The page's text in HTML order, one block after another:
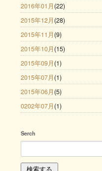
2016年01月 (22)
2015年12月 (28)
2015年11月 (9)
2015年10月 (15)
2015年09月 (1)
2015年07月 (1)
2015年06月 (5)
0202年07月 (1)
Serch